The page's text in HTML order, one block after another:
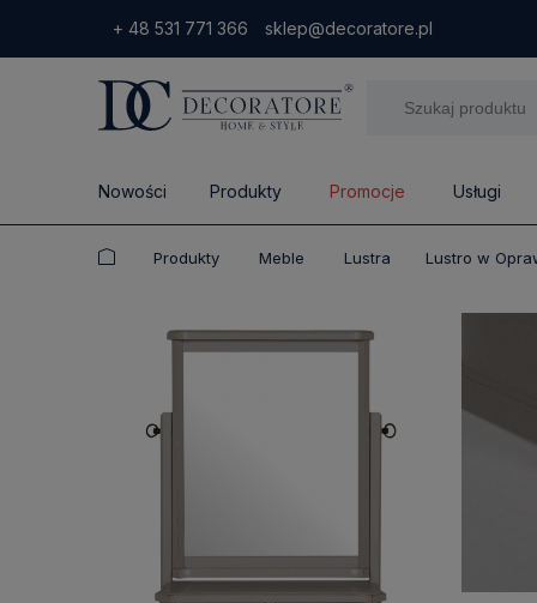
+ 48 531 771 366 sklep@decoratore.pl
Nowości Produkty Promocje Usługi
Produkty Meble Lustra Lustro w